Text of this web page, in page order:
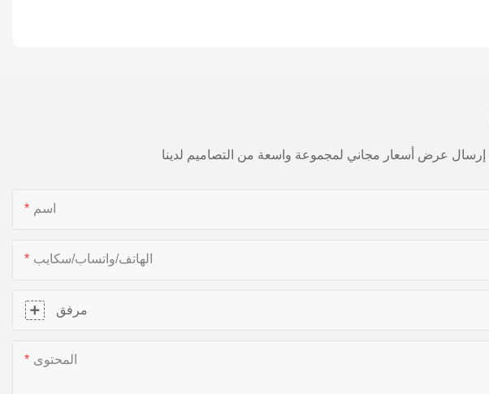
اسم
الهاتف/واتساب/سكايب
مرفق
المحتوى